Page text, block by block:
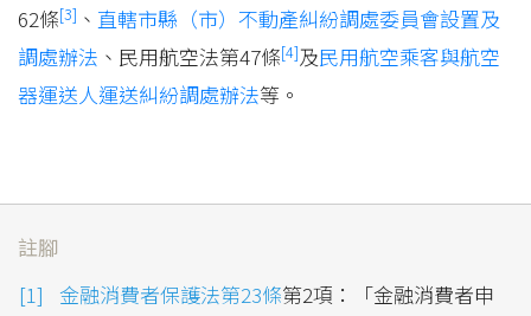
62條[3] 、 直轄市縣（市）不動產糾紛調處委員會設置及
調處辦法 、民用航空法第47條[4]及民用航空乘客與航空
器運送人運送糾紛調處辦法等。
註腳
金融消費者保護法第23條第2項：「金融消費者申